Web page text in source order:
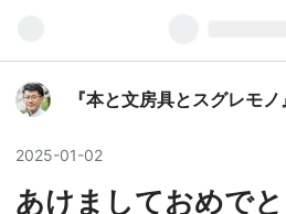
『本と文房具とスグレモノ
2025-01-02
あけましておめで